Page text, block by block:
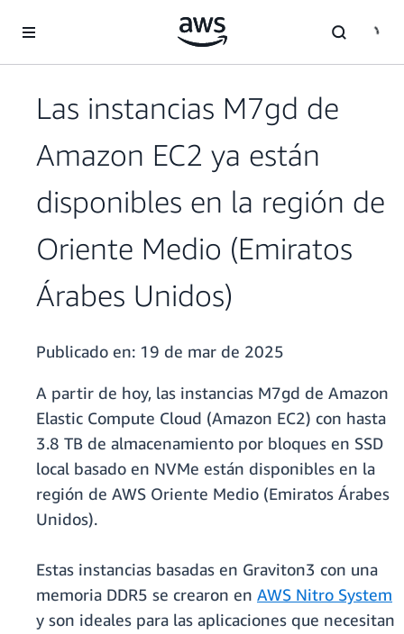
Las instancias M7gd de
Amazon EC2 ya están
disponibles en la región de
Oriente Medio (Emiratos
Árabes Unidos)
Publicado en: 19 de mar de 2025
A partir de hoy, las instancias M7gd de Amazon
Elastic Compute Cloud (Amazon EC2) con hasta
3.8 TB de almacenamiento por bloques en SSD
local basado en NVMe están disponibles en la
región de AWS Oriente Medio (Emiratos Árabes
Unidos).
Estas instancias basadas en Graviton3 con una
memoria DDR5 se crearon en AWS Nitro System
y son ideales para las aplicaciones que necesitan